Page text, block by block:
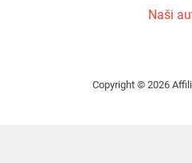
Naši
Copyright © 2026